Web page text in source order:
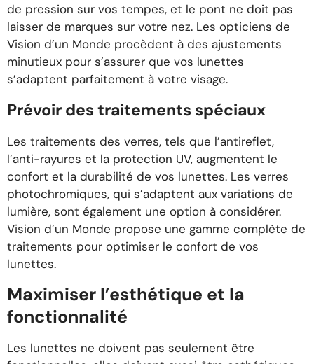
de pression sur vos tempes, et le pont ne doit pas
laisser de marques sur votre nez. Les opticiens de
Vision d’un Monde procèdent à des ajustements
minutieux pour s’assurer que vos lunettes
s’adaptent parfaitement à votre visage.
Prévoir des traitements spéciaux
Les traitements des verres, tels que l’antireflet,
l’anti-rayures et la protection UV, augmentent le
confort et la durabilité de vos lunettes. Les verres
photochromiques, qui s’adaptent aux variations de
lumière, sont également une option à considérer.
Vision d’un Monde propose une gamme complète de
traitements pour optimiser le confort de vos
lunettes.
Maximiser l’esthétique et la
fonctionnalité
Les lunettes ne doivent pas seulement être